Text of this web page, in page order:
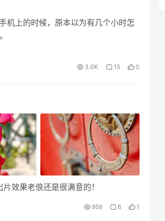
机上的时候，原本以为有几个小时怎
3.0K 15 0
效果老俍还是很满意的！
959 6 1